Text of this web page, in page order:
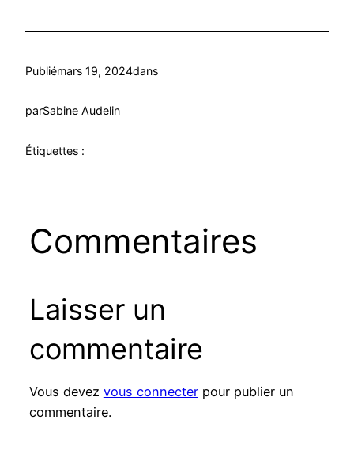
Publiémars 19, 2024dans
parSabine Audelin
Étiquettes :
Commentaires
Laisser un
commentaire
Vous devez vous connecterpour publier un
commentaire.